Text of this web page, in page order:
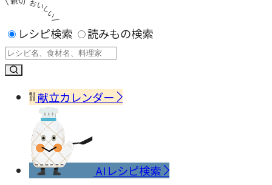
レシピ検索 読みもの検索
献立カレンダー
AIレシピ検索